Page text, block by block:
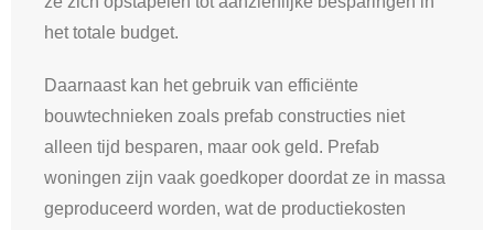
het totale budget.
Daarnaast kan het gebruik van efficiënte
bouwtechnieken zoals prefab constructies niet
alleen tijd besparen, maar ook geld. Prefab
woningen zijn vaak goedkoper doordat ze in massa
geproduceerd worden, wat de productiekosten